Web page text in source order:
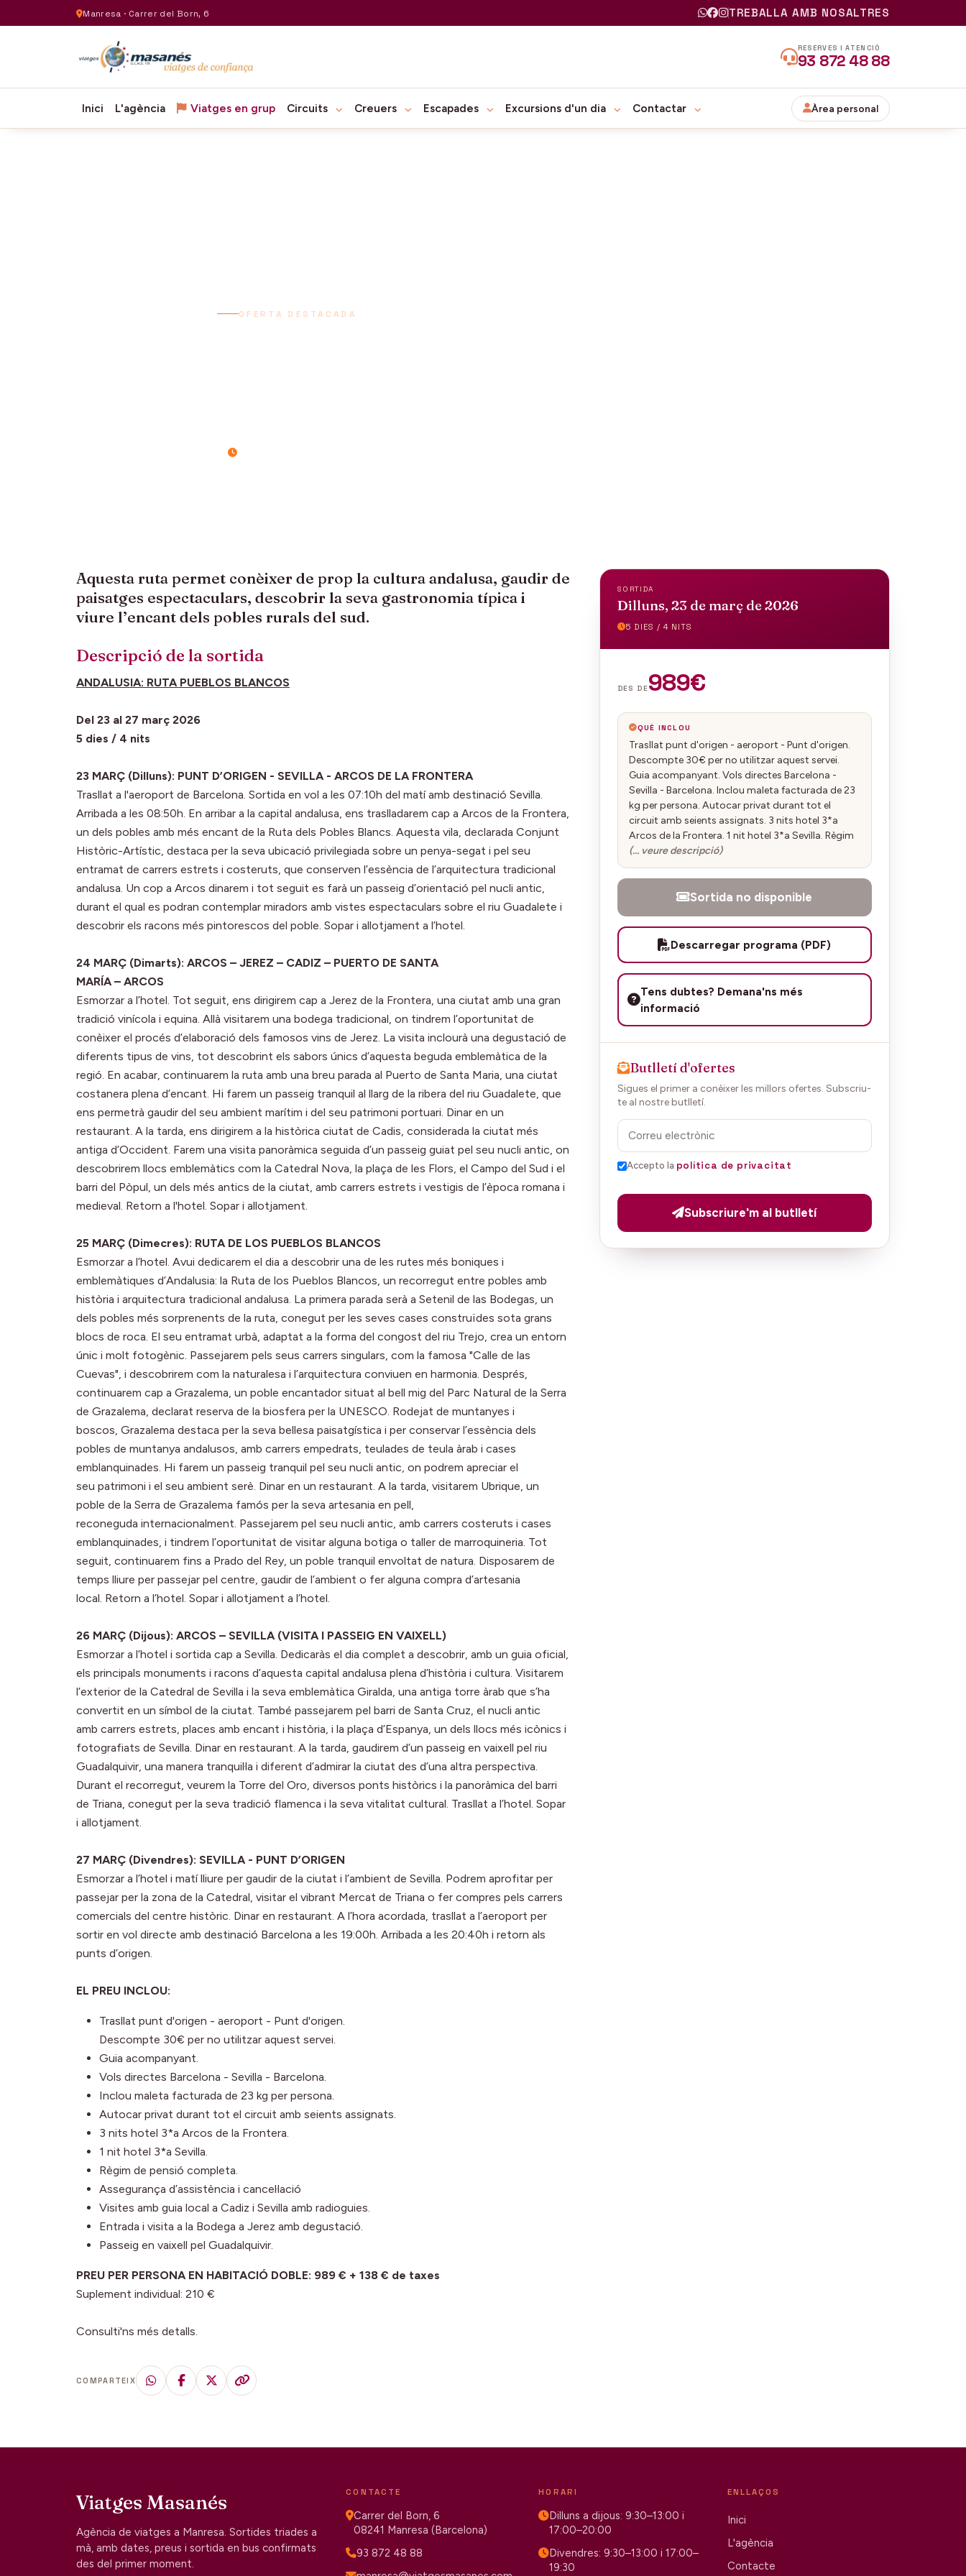
Manresa · Carrer del Born, 6 TREBALLA AMB NOSALTRES
RESERVES I ATENCIÓ
93 872 48 88
Inici L'agència Viatges en grup Circuits Creuers Escapades Excursions d'un dia Contactar Àrea personal
OFERTA DESTACADA
Aquesta ruta permet conèixer de prop la cultura andalusa, gaudir de
paisatges espectaculars, descobrir la seva gastronomia típica i
viure l’encant dels pobles rurals del sud.
Descripció de la sortida
ANDALUSIA: RUTA PUEBLOS BLANCOS
Del 23 al 27 març 2026
5 dies / 4 nits
23 MARÇ (Dilluns): PUNT D’ORIGEN - SEVILLA - ARCOS DE LA FRONTERA
Trasllat a l'aeroport de Barcelona. Sortida en vol a les 07:10h del matí amb destinació Sevilla.
Arribada a les 08:50h. En arribar a la capital andalusa, ens traslladarem cap a Arcos de la Frontera,
un dels pobles amb més encant de la Ruta dels Pobles Blancs. Aquesta vila, declarada Conjunt
Històric-Artístic, destaca per la seva ubicació privilegiada sobre un penya-segat i pel seu
entramat de carrers estrets i costeruts, que conserven l’essència de l’arquitectura tradicional
andalusa. Un cop a Arcos dinarem i tot seguit es farà un passeig d’orientació pel nucli antic,
durant el qual es podran contemplar miradors amb vistes espectaculars sobre el riu Guadalete i
descobrir els racons més pintorescos del poble. Sopar i allotjament a l’hotel.
24 MARÇ (Dimarts): ARCOS – JEREZ – CADIZ – PUERTO DE SANTA
MARÍA – ARCOS
Esmorzar a l’hotel. Tot seguit, ens dirigirem cap a Jerez de la Frontera, una ciutat amb una gran
tradició vinícola i equina. Allà visitarem una bodega tradicional, on tindrem l’oportunitat de
conèixer el procés d’elaboració dels famosos vins de Jerez. La visita inclourà una degustació de
diferents tipus de vins, tot descobrint els sabors únics d’aquesta beguda emblemàtica de la
regió. En acabar, continuarem la ruta amb una breu parada al Puerto de Santa Maria, una ciutat
costanera plena d’encant. Hi farem un passeig tranquil al llarg de la ribera del riu Guadalete, que
ens permetrà gaudir del seu ambient marítim i del seu patrimoni portuari. Dinar en un
restaurant. A la tarda, ens dirigirem a la històrica ciutat de Cadis, considerada la ciutat més
antiga d’Occident. Farem una visita panoràmica seguida d’un passeig guiat pel seu nucli antic, on
descobrirem llocs emblemàtics com la Catedral Nova, la plaça de les Flors, el Campo del Sud i el
barri del Pòpul, un dels més antics de la ciutat, amb carrers estrets i vestigis de l’època romana i
medieval. Retorn a l'hotel. Sopar i allotjament.
25 MARÇ (Dimecres): RUTA DE LOS PUEBLOS BLANCOS
Esmorzar a l’hotel. Avui dedicarem el dia a descobrir una de les rutes més boniques i
emblemàtiques d’Andalusia: la Ruta de los Pueblos Blancos, un recorregut entre pobles amb
història i arquitectura tradicional andalusa. La primera parada serà a Setenil de las Bodegas, un
dels pobles més sorprenents de la ruta, conegut per les seves cases construïdes sota grans
blocs de roca. El seu entramat urbà, adaptat a la forma del congost del riu Trejo, crea un entorn
únic i molt fotogènic. Passejarem pels seus carrers singulars, com la famosa "Calle de las
Cuevas", i descobrirem com la naturalesa i l’arquitectura conviuen en harmonia. Després,
continuarem cap a Grazalema, un poble encantador situat al bell mig del Parc Natural de la Serra
de Grazalema, declarat reserva de la biosfera per la UNESCO. Rodejat de muntanyes i
boscos, Grazalema destaca per la seva bellesa paisatgística i per conservar l’essència dels
pobles de muntanya andalusos, amb carrers empedrats, teulades de teula àrab i cases
emblanquinades. Hi farem un passeig tranquil pel seu nucli antic, on podrem apreciar el
seu patrimoni i el seu ambient serè. Dinar en un restaurant. A la tarda, visitarem Ubrique, un
poble de la Serra de Grazalema famós per la seva artesania en pell,
reconeguda internacionalment. Passejarem pel seu nucli antic, amb carrers costeruts i cases
emblanquinades, i tindrem l’oportunitat de visitar alguna botiga o taller de marroquineria. Tot
seguit, continuarem fins a Prado del Rey, un poble tranquil envoltat de natura. Disposarem de
temps lliure per passejar pel centre, gaudir de l’ambient o fer alguna compra d’artesania
local. Retorn a l’hotel. Sopar i allotjament a l’hotel.
26 MARÇ (Dijous): ARCOS – SEVILLA (VISITA I PASSEIG EN VAIXELL)
Esmorzar a l’hotel i sortida cap a Sevilla. Dedicaràs el dia complet a descobrir, amb un guia oficial,
els principals monuments i racons d’aquesta capital andalusa plena d’història i cultura. Visitarem
l’exterior de la Catedral de Sevilla i la seva emblemàtica Giralda, una antiga torre àrab que s’ha
convertit en un símbol de la ciutat. També passejarem pel barri de Santa Cruz, el nucli antic
amb carrers estrets, places amb encant i història, i la plaça d’Espanya, un dels llocs més icònics i
fotografiats de Sevilla. Dinar en restaurant. A la tarda, gaudirem d’un passeig en vaixell pel riu
Guadalquivir, una manera tranquil·la i diferent d’admirar la ciutat des d’una altra perspectiva.
Durant el recorregut, veurem la Torre del Oro, diversos ponts històrics i la panoràmica del barri
de Triana, conegut per la seva tradició flamenca i la seva vitalitat cultural. Trasllat a l’hotel. Sopar
i allotjament.
27 MARÇ (Divendres): SEVILLA - PUNT D’ORIGEN
Esmorzar a l’hotel i matí lliure per gaudir de la ciutat i l’ambient de Sevilla. Podrem aprofitar per
passejar per la zona de la Catedral, visitar el vibrant Mercat de Triana o fer compres pels carrers
comercials del centre històric. Dinar en restaurant. A l’hora acordada, trasllat a l’aeroport per
sortir en vol directe amb destinació Barcelona a les 19:00h. Arribada a les 20:40h i retorn als
punts d’origen.
EL PREU INCLOU:
Trasllat punt d'origen - aeroport - Punt d'origen.
Descompte 30€ per no utilitzar aquest servei.
Guia acompanyant.
Vols directes Barcelona - Sevilla - Barcelona.
Inclou maleta facturada de 23 kg per persona.
Autocar privat durant tot el circuit amb seients assignats.
3 nits hotel 3*a Arcos de la Frontera.
1 nit hotel 3*a Sevilla.
Règim de pensió completa.
Assegurança d’assistència i cancel·lació
Visites amb guia local a Cadiz i Sevilla amb radioguies.
Entrada i visita a la Bodega a Jerez amb degustació.
Passeig en vaixell pel Guadalquivir.
PREU PER PERSONA EN HABITACIÓ DOBLE: 989 € + 138 € de taxes
Suplement individual: 210 €
Consulti'ns més detalls.
COMPARTEIX
SORTIDA
Dilluns, 23 de març de 2026
5 DIES / 4 NITS
DES DE989€
QUÈ INCLOU
Trasllat punt d'origen - aeroport - Punt d'origen.
Descompte 30€ per no utilitzar aquest servei.
Guia acompanyant. Vols directes Barcelona -
Sevilla - Barcelona. Inclou maleta facturada de 23
kg per persona. Autocar privat durant tot el
circuit amb seients assignats. 3 nits hotel 3*a
Arcos de la Frontera. 1 nit hotel 3*a Sevilla. Règim
(… veure descripció)
Sortida no disponible
Descarregar programa (PDF)
Tens dubtes? Demana'ns més
informació
Butlletí d'ofertes
Sigues el primer a conèixer les millors ofertes. Subscriu-
te al nostre butlletí.
Accepto la política de privacitat
Subscriure'm al butlletí
Viatges Masanés
Agència de viatges a Manresa. Sortides triades a
mà, amb dates, preus i sortida en bus confirmats
des del primer moment.
CONTACTE
Carrer del Born, 6
08241 Manresa (Barcelona)
93 872 48 88
HORARI
Dilluns a dijous: 9:30–13:00 i
17:00–20:00
Divendres: 9:30–13:00 i 17:00–
19:30
ENLLAÇOS
Inici
L'agència
Contacte